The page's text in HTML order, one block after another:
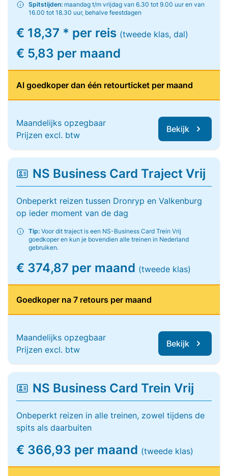
Spitstijden: maandag t/m vrijdag van 6.30 tot 9.00 uur en van
16.00 tot 18.30 uur, behalve feestdagen
€ 18,37 * per reis (tweede klas, dal)
€ 5,83 per maand
Al goedkoper dan één retourticket per maand
Maandelijks opzegbaar
Prijzen excl. btw
Bekijk
NS Business Card Traject Vrij
Onbeperkt reizen tussen Dronryp en Valkenburg
op ieder moment van de dag
Tip: Voor dit traject is een NS-Business Card Trein Vrij
goedkoper en kun je bovendien alle treinen in Nederland
gebruiken.
€ 374,87 per maand (tweede klas)
Goedkoper na 7 retours per maand
Maandelijks opzegbaar
Prijzen excl. btw
Bekijk
NS Business Card Trein Vrij
Onbeperkt reizen in alle treinen, zowel tijdens de
spits als daarbuiten
€ 366,93 per maand (tweede klas)